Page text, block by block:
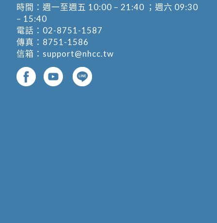
時間：週一至週五 10:00 – 21:40 ；週六 09:30
– 15:40
電話： 02-8751-1587
傳真：8751-1586
信箱： support@nhcc.tw